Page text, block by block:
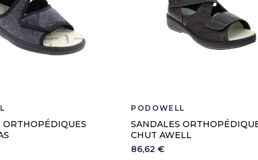
ORTHOPÉDIQUES
PODOWELL
SANDALES
CHUT AWELL
86,62 €